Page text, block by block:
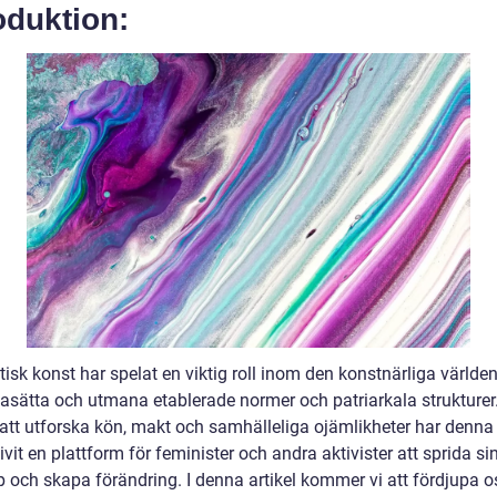
konst har spelat en viktig roll inom den konstnärliga
och utmana etablerade normer och patriarkala
utforska kön, makt och samhälleliga ojämlikheter har
en plattform för feminister och andra aktivister att sprida
och skapa förändring. I denna artikel kommer vi att fördjupa